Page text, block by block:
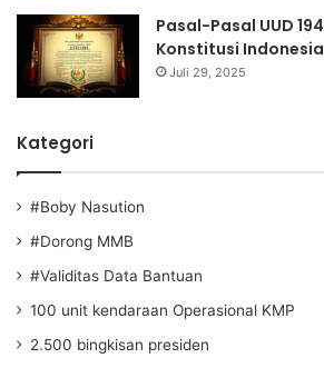
Pasal-Pasal UUD
Konstitusi Indonesia
Juli 29, 2025
Kategori
#Boby Nasution
#Dorong MMB
#Validitas Data Bantuan
100 unit kendaraan Operasional KMP
2.500 bingkisan presiden